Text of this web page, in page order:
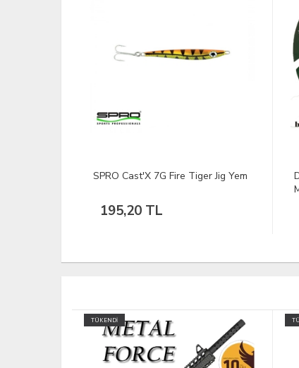
DFT Bojin Seamax Misina 10 lu
937,34 TL
TÜKENDİ